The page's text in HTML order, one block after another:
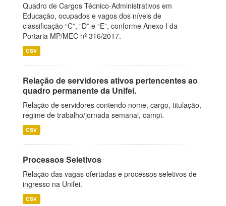
Quadro de Cargos Técnico-Administrativos em
Educação, ocupados e vagos dos níveis de
classificação “C”, “D” e “E”, conforme Anexo I da
Portaria MP/MEC nº 316/2017.
CSV
Relação de servidores ativos pertencentes ao
quadro permanente da Unifei.
Relação de servidores contendo nome, cargo, titulação,
regime de trabalho/jornada semanal, campi.
CSV
Processos Seletivos
Relação das vagas ofertadas e processos seletivos de
ingresso na Unifei.
CSV